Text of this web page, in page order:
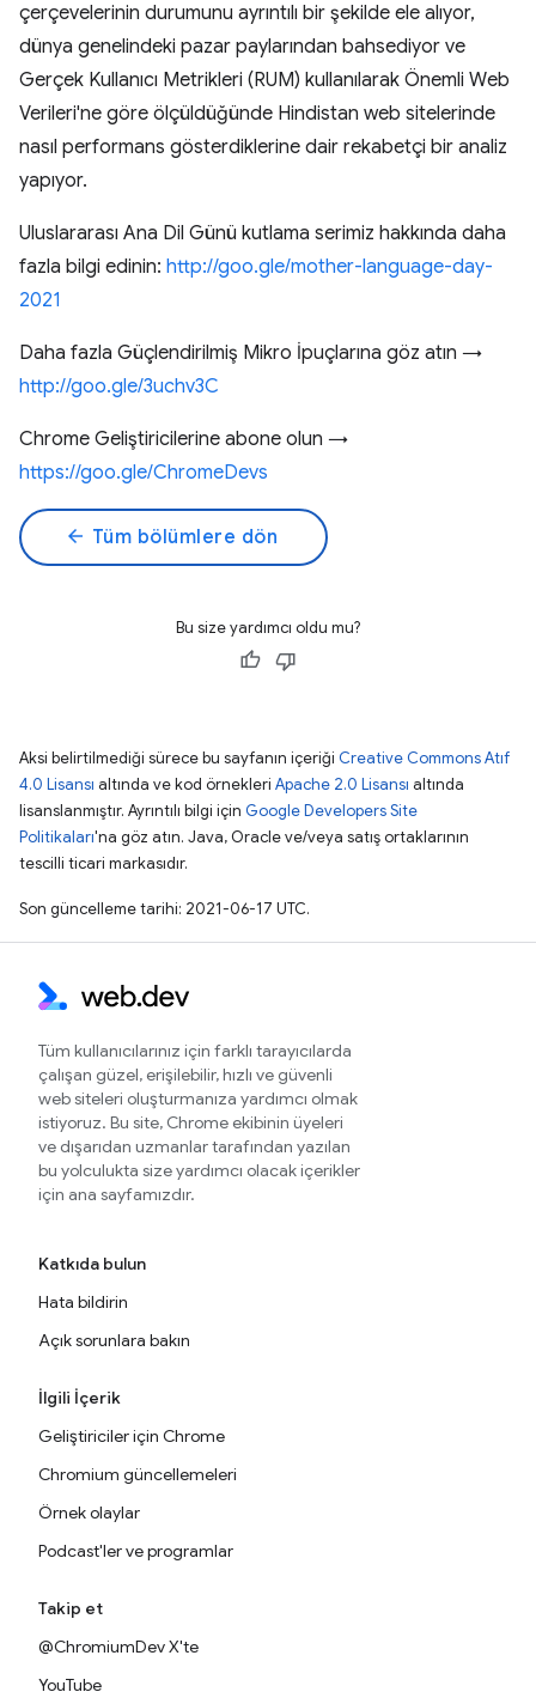
çerçevelerinin durumunu ayrıntılı bir şekilde ele alıyor,
dünya genelindeki pazar paylarından bahsediyor ve
Gerçek Kullanıcı Metrikleri (RUM) kullanılarak Önemli Web
Verileri'ne göre ölçüldüğünde Hindistan web sitelerinde
nasıl performans gösterdiklerine dair rekabetçi bir analiz
yapıyor.
Uluslararası Ana Dil Günü kutlama serimiz hakkında daha
fazla bilgi edinin: http://goo.gle/mother-language-day-
2021
Daha fazla Güçlendirilmiş Mikro İpuçlarına göz atın →
http://goo.gle/3uchv3C
Chrome Geliştiricilerine abone olun →
https://goo.gle/ChromeDevs
arrow_back Tüm bölümlere dön
Bu size yardımcı oldu mu?
Aksi belirtilmediği sürece bu sayfanın içeriği Creative Commons Atıf
4.0 Lisansı altında ve kod örnekleri Apache 2.0 Lisansı altında
lisanslanmıştır. Ayrıntılı bilgi için Google Developers Site
Politikaları'na göz atın. Java, Oracle ve/veya satış ortaklarının
tescilli ticari markasıdır.
Son güncelleme tarihi: 2021-06-17 UTC.
Tüm kullanıcılarınız için farklı tarayıcılarda
çalışan güzel, erişilebilir, hızlı ve güvenli
web siteleri oluşturmanıza yardımcı olmak
istiyoruz. Bu site, Chrome ekibinin üyeleri
ve dışarıdan uzmanlar tarafından yazılan
bu yolculukta size yardımcı olacak içerikler
için ana sayfamızdır.
Katkıda bulun
Hata bildirin
Açık sorunlara bakın
İlgili İçerik
Geliştiriciler için Chrome
Chromium güncellemeleri
Örnek olaylar
Podcast'ler ve programlar
Takip et
@ChromiumDev X'te
YouTube